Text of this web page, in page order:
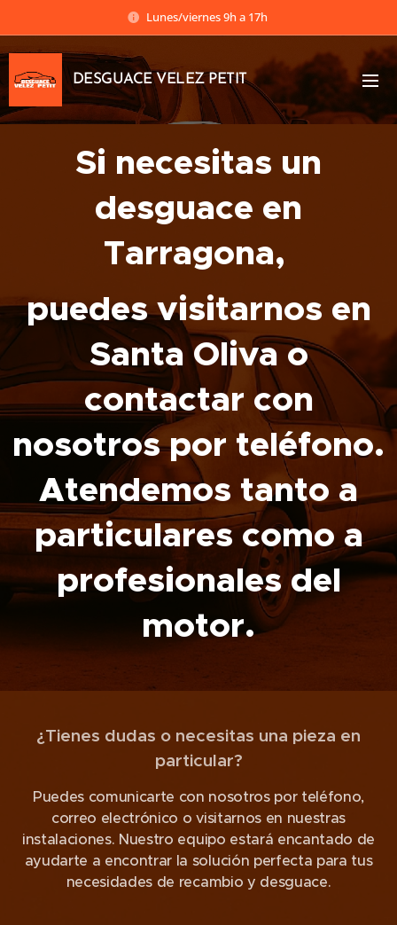
Lunes/viernes 9h a 17h
DESGUACE VELEZ PETIT
Si necesitas un
desguace en
Tarragona,
puedes visitarnos en
Santa Oliva o
contactar con
nosotros por teléfono.
Atendemos tanto a
particulares como a
profesionales del
motor.
¿Tienes dudas o necesitas una pieza en
particular?
Puedes comunicarte con nosotros por teléfono,
correo electrónico o visitarnos en nuestras
instalaciones. Nuestro equipo estará encantado de
ayudarte a encontrar la solución perfecta para tus
necesidades de recambio y desguace.